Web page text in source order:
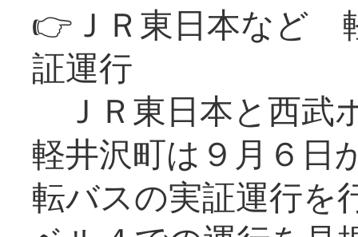
👉ＪＲ東日本など
証運行
ＪＲ東日本と西武
軽井沢町は９月６日
転バスの実証運行を